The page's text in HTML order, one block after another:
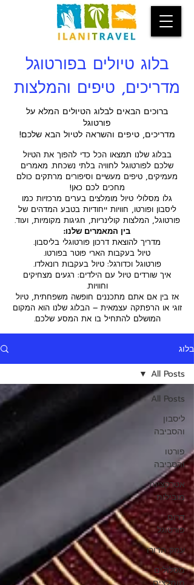
בלוג טיולים בפורטוגל
מדריכים, טיפים והמלצות
ברוכים הבאים לבלוג הטיולים המלא על
פורטוגל
מדריכים, טיפים והשראה לטיול הבא שלכם!
בבלוג שלנו תמצאו הכל כדי להפוך את הטיול
שלכם לפורטוגל לחוויה בלתי נשכחת. מאמרים
מעמיקים, טיפים מעשיים וסיפורים מרתקים כולם
מחכים לכם כאן!
גלו מסלולי טיול מומלצים בערים מרכזיות כמו
ליסבון ופורטו, חוויות ייחודיות בטבע המדהים של
פורטוגל, המלצות קולינריות, חגיגות מקומיות, ועוד.
בין המאמרים שלנו:
מדריך להוצאת דרכון פורטוגלי בליסבון.
טיול בעקבות הארי פוטר בפורטו.
פורטוגל וכדורגל: טיול בעקבות רונאלדו.
איך שורדים טיול עם הילדים: רגעים מצחיקים
וחוויות.
אז בין אם אתם מתכננים חופשה משפחתית, טיול
זוגי או הרפתקה עצמאית – הבלוג שלנו הוא המקום
המושלם להתחיל בו את המסע שלכם.
בלוג
All Posts
ליסבון
והסביבה
פורטו
והסביבה
אטרקציות
מובילות
דרום
פורטוגל
עמק הדורו
מסלולים
All Posts